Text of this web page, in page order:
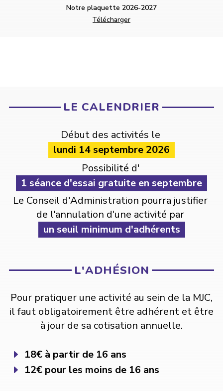
Notre plaquette 2026-2027
Télécharger
LE CALENDRIER
Début des activités le
lundi 14 septembre 2026
Possibilité d'
1 séance d'essai gratuite en septembre
Le Conseil d'Administration pourra justifier
de l'annulation d'une activité par
un seuil minimum d'adhérents
L'ADHÉSION
Pour pratiquer une activité au sein de la MJC,
il faut obligatoirement être adhérent et être
à jour de sa cotisation annuelle.
E 18€ à partir de 16 ans
E 12€ pour les moins de 16 ans